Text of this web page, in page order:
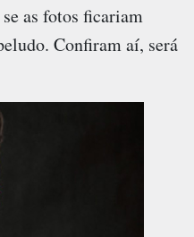
as fotos ficariam
Confiram aí, será